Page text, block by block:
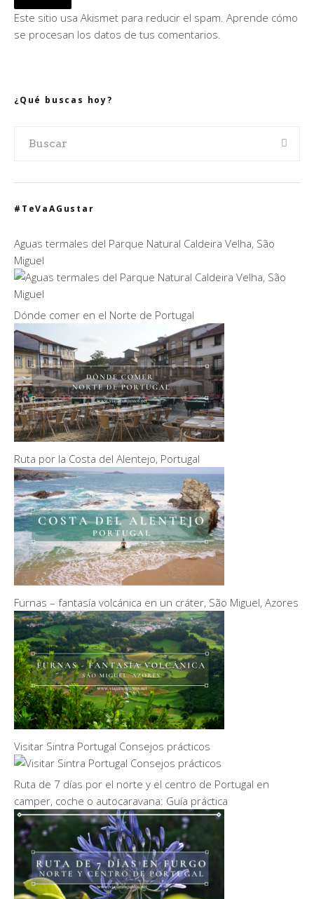
Este sitio usa Akismet para reducir el spam. Aprende cómo
se procesan los datos de tus comentarios.
¿Qué buscas hoy?
#TeVaAGustar
Aguas termales del Parque Natural Caldeira Velha, São
Miguel
Dónde comer en el Norte de Portugal
Ruta por la Costa del Alentejo, Portugal
Furnas – fantasía volcánica en un cráter, São Miguel, Azores
Visitar Sintra Portugal Consejos prácticos
Ruta de 7 días por el norte y el centro de Portugal en
camper, coche o autocaravana: Guía práctica